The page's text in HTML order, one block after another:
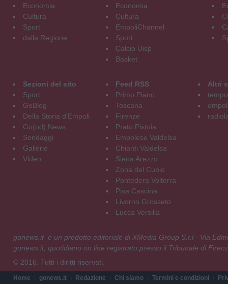
Economia
Cultura
Sport
dalla Regione
Economia
Cultura
EmpoliChannel
Sport
Calcio Uisp
Basket
Sezioni del sito
Sport
GoBlog
Della Storia d'Empoli
Go(od) News
Sondaggi
Gallerie
Video
Feed RSS
Primo Piano
Toscana
Firenze
Prato Pistoia
Empolese Valdelsa
Chianti Valdelsa
Siena Arezzo
Zona del Cuoio
Pontedera Volterra
Pisa Cascina
Livorno Grosseto
Lucca Versilia
Altri
gonews.it è un prodotto editoriale di XMedia Group S.r.l - Via
gonews.it, quotidiano on line registrato presso il Tribunale di
© 2016. Tutti i diritti riservati.
Home gonews.it Redazione Chi siamo Termini e condizioni